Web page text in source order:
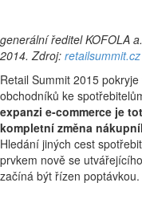
generální ředitel KOFOLA
2014. Zdroj: retailsummit.cz
Retail Summit 2015
obchodníků ke
expanzi e-commerce je
kompletní změna
Hledání jiných cest
prvkem nově se
začíná být řízen